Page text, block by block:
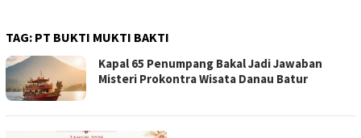
TAG: PT BUKTI MUKTI BAKTI
Kapal 65 Penumpang Bakal Jadi Jawaban
Misteri Prokontra Wisata Danau Batur